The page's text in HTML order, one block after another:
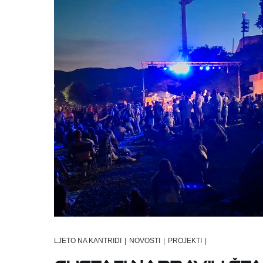
LJETO NA KANTRIDI NOVOSTI PROJEKTI